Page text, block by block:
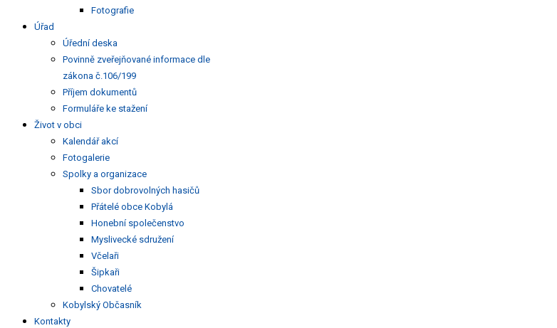
Fotografie
Úřad
Úřední deska
Povinně zveřejňované informace dle
zákona č.106/199
Příjem dokumentů
Formuláře ke stažení
Život v obci
Kalendář akcí
Fotogalerie
Spolky a organizace
Sbor dobrovolných hasičů
Přátelé obce Kobylá
Honební společenstvo
Myslivecké sdružení
Včelaři
Šipkaři
Chovatelé
Kobylský Občasník
Kontakty